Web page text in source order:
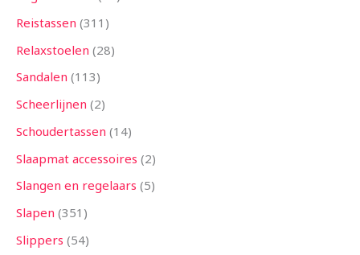
Reistassen 311
Relaxstoelen 28
Sandalen 113
Scheerlijnen 2
Schoudertassen 14
Slaapmat accessoires 2
Slangen en regelaars 5
Slapen 351
Slippers 54